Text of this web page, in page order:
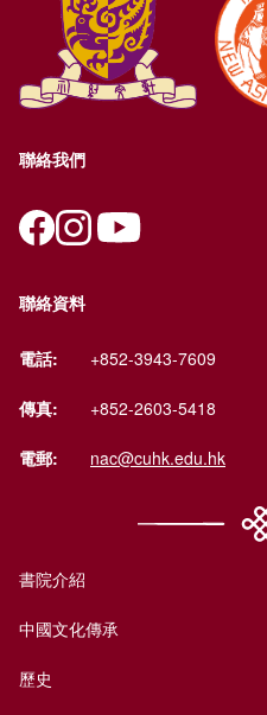
聯絡我們
聯絡資料
電話: +852-3943-7609
傳真: +852-2603-5418
電郵: nac@cuhk.edu.hk
書院介紹
中國文化傳承
歷史